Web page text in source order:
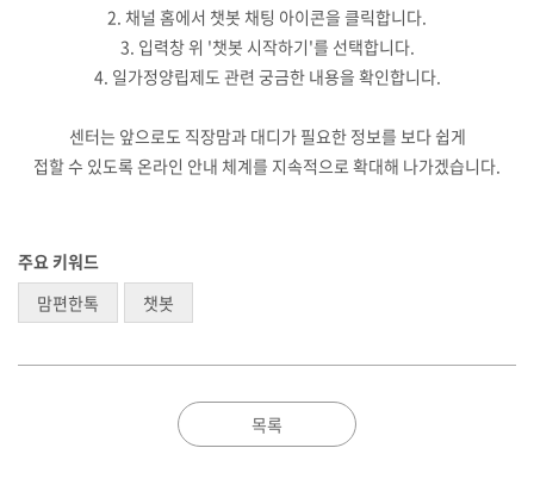
2. 채널 홈에서 챗봇 채팅 아이콘을 클릭합니다.
3. 입력창 위 '챗봇 시작하기'를 선택합니다.
4. 일가정양립제도 관련 궁금한 내용을 확인합니다.
센터는 앞으로도 직장맘과 대디가 필요한 정보를 보다 쉽게
접할 수 있도록 온라인 안내 체계를 지속적으로 확대해 나가겠습니다.
주요 키워드
맘편한톡
챗봇
목록